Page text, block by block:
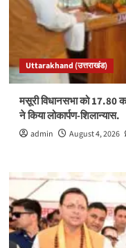
Uttarakhand (उत्तराखंड)
मसूरी विधानसभा को 17.80
ने किया लोकार्पण-शिलान्यास.
admin August 4, 2026